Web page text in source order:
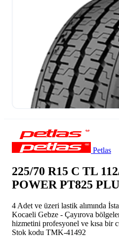
Petlas
225/70 R15 C TL
POWER PT825
4 Adet ve üzeri lastik alımında
Kocaeli Gebze - Çayırova
hizmetini profesyonel ve kısa bir
Stok kodu TMK-41492